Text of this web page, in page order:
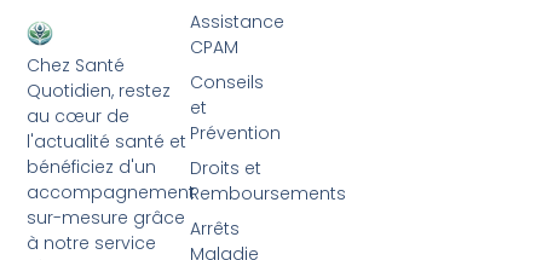
Chez Santé
Quotidien, restez
au cœur de
l'actualité santé et
bénéficiez d'un
accompagnement
sur-mesure grâce
à notre service
Assistance
CPAM
Conseils
et
Prévention
Droits et
Remboursements
Arrêts
Maladie